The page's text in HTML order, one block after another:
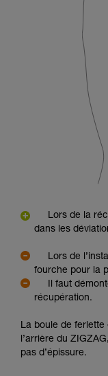
Lors de la
dans les
Lors de
fourche pour la
Il faut
récupération.
La boule de ferlette
l’arrière du
pas d’épissure.